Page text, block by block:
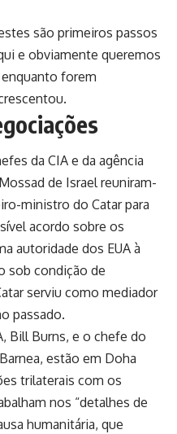
são primeiros passos
e obviamente queremos
forem
da CIA e da agência
de Israel reuniram-
ministro do Catar para
acordo sobre os
autoridade dos EUA à
sob condição de
serviu como mediador
passado.
Bill Burns, e o chefe do
estão em Doha
trilaterais com os
nos “detalhes de
humanitária, que